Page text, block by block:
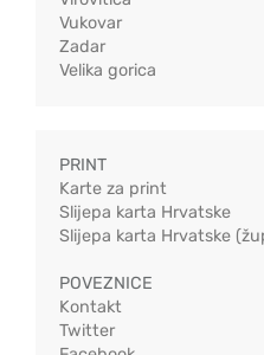
Vukovar
Zadar
Velika gorica
PRINT
Karte za print
Slijepa karta Hrvatske
Slijepa karta Hrvatske
POVEZNICE
Kontakt
Twitter